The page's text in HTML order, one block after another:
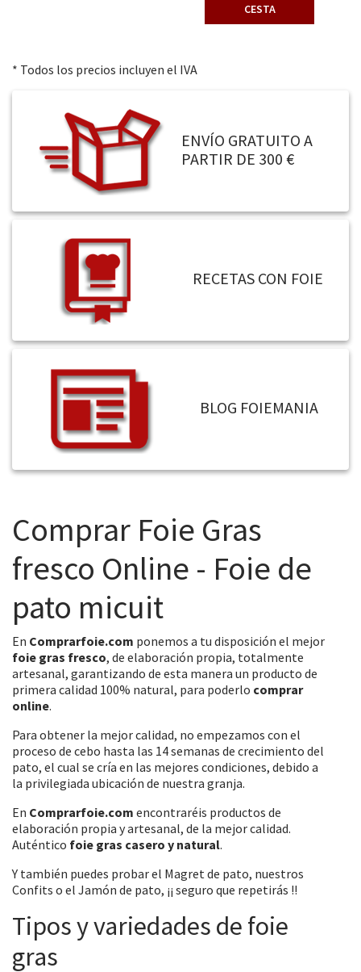
CESTA
* Todos los precios incluyen el IVA
ENVÍO GRATUITO A
PARTIR DE 300 €
RECETAS CON FOIE
BLOG FOIEMANIA
Comprar Foie Gras
fresco Online - Foie de
pato micuit
En Comprarfoie.com ponemos a tu disposición el mejor
foie gras fresco, de elaboración propia, totalmente
artesanal, garantizando de esta manera un producto de
primera calidad 100% natural, para poderlo comprar
online.
Para obtener la mejor calidad, no empezamos con el
proceso de cebo hasta las 14 semanas de crecimiento del
pato, el cual se cría en las mejores condiciones, debido a
la privilegiada ubicación de nuestra granja.
En Comprarfoie.com encontraréis productos de
elaboración propia y artesanal, de la mejor calidad.
Auténtico foie gras casero y natural.
Y también puedes probar el Magret de pato, nuestros
Confits o el Jamón de pato, ¡¡ seguro que repetirás !!
Tipos y variedades de foie
gras